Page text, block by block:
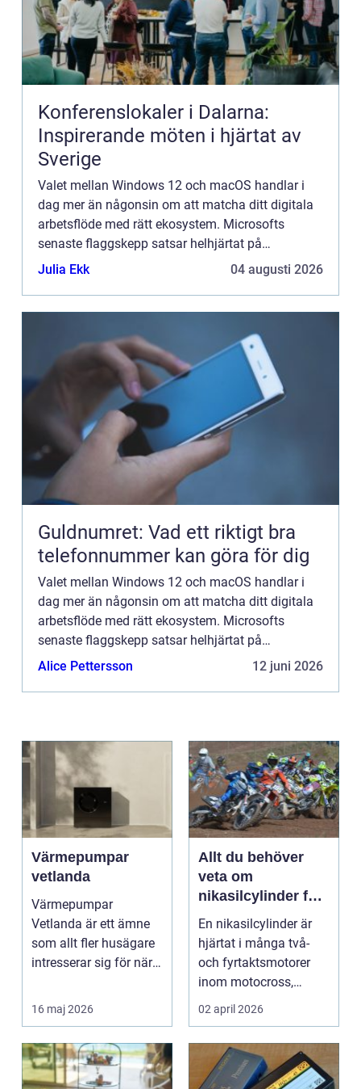
Konferenslokaler i Dalarna:
Inspirerande möten i hjärtat av
Sverige
Valet mellan Windows 12 och macOS handlar i
dag mer än någonsin om att matcha ditt digitala
arbetsflöde med rätt ekosystem. Microsofts
senaste flaggskepp satsar helhjärtat på
banbrytande AI-integration och maximal flex...
Julia Ekk 04 augusti 2026
Guldnumret: Vad ett riktigt bra
telefonnummer kan göra för dig
Valet mellan Windows 12 och macOS handlar i
dag mer än någonsin om att matcha ditt digitala
arbetsflöde med rätt ekosystem. Microsofts
senaste flaggskepp satsar helhjärtat på
banbrytande AI-integration och maximal flex...
Alice Pettersson 12 juni 2026
Värmepumpar
vetlanda
Värmepumpar
Vetlanda är ett ämne
som allt fler husägare
intresserar sig för när
16 maj 2026
Allt du behöver
veta om
nikasilcylinder för
motorcykel och
snöskoter
En nikasilcylinder är
hjärtat i många två-
och fyrtaktsmotorer
inom motocross,
enduro och
snöskoter....
02 april 2026